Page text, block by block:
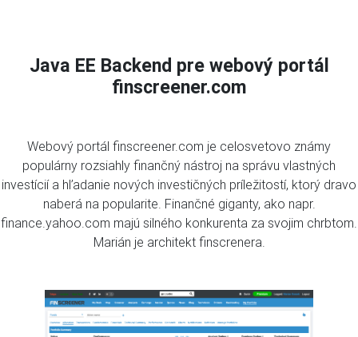
Java EE Backend pre webový portál
finscreener.com
Webový portál finscreener.com je celosvetovo známy
populárny rozsiahly finančný nástroj na správu vlastných
investícií a hľadanie nových investičných príležitostí, ktorý dravo
naberá na popularite. Finančné giganty, ako napr.
finance.yahoo.com majú silného konkurenta za svojim chrbtom.
Marián je architekt finscrenera.